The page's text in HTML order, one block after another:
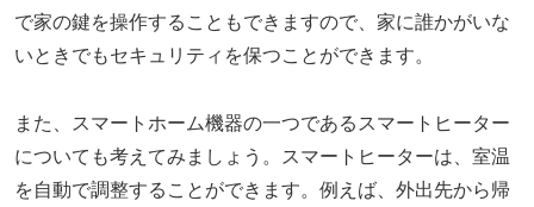
で家の鍵を操作することもできますので、家に誰かがいな
いときでもセキュリティを保つことができます。
また、スマートホーム機器の一つであるスマートヒーター
についても考えてみましょう。スマートヒーターは、室温
を自動で調整することができます。例えば、外出先から帰